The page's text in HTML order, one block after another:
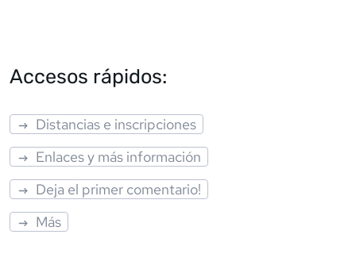
Accesos rápidos:
Distancias e inscripciones
Enlaces y más información
Deja el primer comentario!
Más